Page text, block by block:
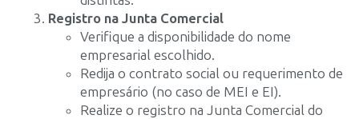
Registro na Junta Comercial
Verifique a disponibilidade do nome
empresarial escolhido.
Redija o contrato social ou requerimento de
empresário (no caso de MEI e EI).
Realize o registro na Junta Comercial do